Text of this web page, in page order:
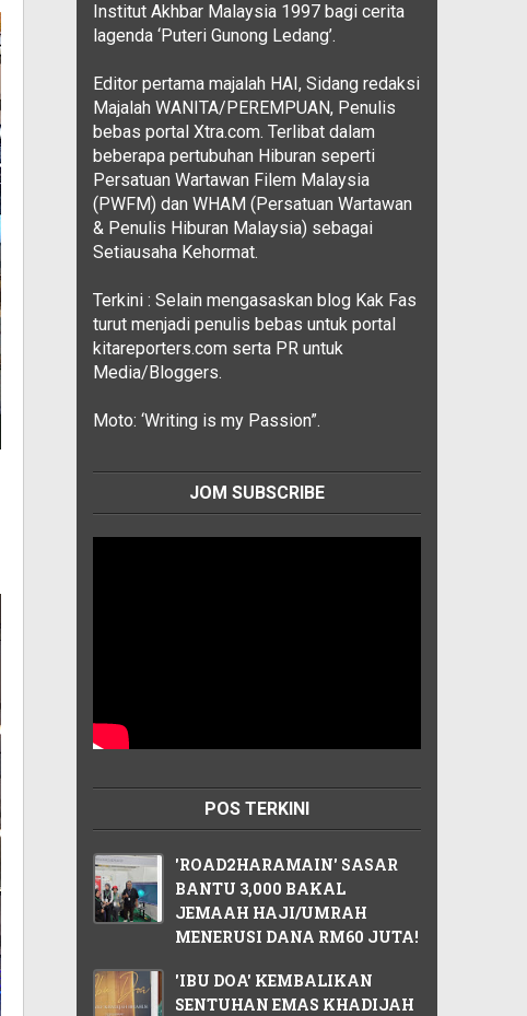
Institut Akhbar Malaysia 1997 bagi cerita
lagenda ‘Puteri Gunong Ledang’.
Editor pertama majalah HAI, Sidang redaksi
Majalah WANITA/PEREMPUAN, Penulis
bebas portal Xtra.com. Terlibat dalam
beberapa pertubuhan Hiburan seperti
Persatuan Wartawan Filem Malaysia
(PWFM) dan WHAM (Persatuan Wartawan
& Penulis Hiburan Malaysia) sebagai
Setiausaha Kehormat.
Terkini : Selain mengasaskan blog Kak Fas
turut menjadi penulis bebas untuk portal
kitareporters.com serta PR untuk
Media/Bloggers.
Moto: ‘Writing is my Passion”.
JOM SUBSCRIBE
POS TERKINI
'ROAD2HARAMAIN' SASAR
BANTU 3,000 BAKAL
JEMAAH HAJI/UMRAH
MENERUSI DANA RM60 JUTA!
'IBU DOA' KEMBALIKAN
SENTUHAN EMAS KHADIJAH